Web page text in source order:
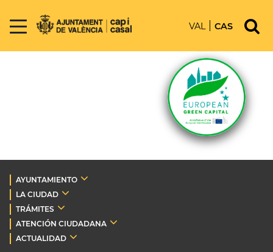
VAL CAS
AYUNTAMIENTO
LA CIUDAD
TRÁMITES
ATENCIÓN CIUDADANA
ACTUALIDAD